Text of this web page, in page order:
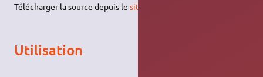
Télécharger la source depuis lesite officiel
Utilisation